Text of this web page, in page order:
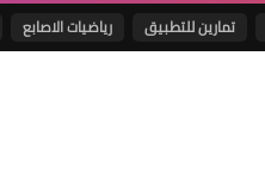
تمارين للتطبيق رياضيات الاصابع